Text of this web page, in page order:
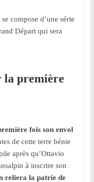
se compose d’une série
Départ qui sera
la première
fois son envol
de cette terre bénie
après qu’Ottavio
à inscrire son
reliera la patrie de